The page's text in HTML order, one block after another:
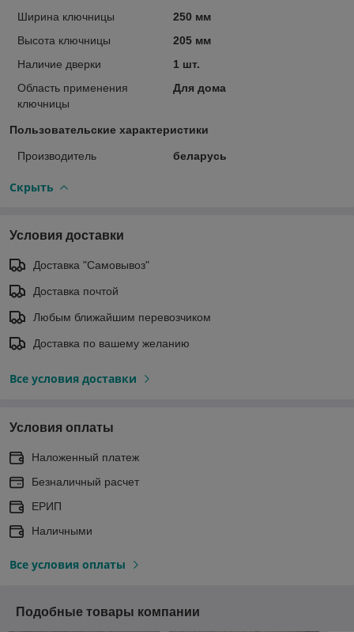
Ширина ключницы
250 мм
Высота ключницы
205 мм
Наличие дверки
1 шт.
Область применения
ключницы
Для дома
Пользовательские характеристики
Производитель беларусь
Скрыть
Условия доставки
Доставка "Самовывоз"
Доставка почтой
Любым ближайшим перевозчиком
Доставка по вашему желанию
Все условия доставки
Условия оплаты
Наложенный платеж
Безналичный расчет
ЕРИП
Наличными
Все условия оплаты
Подобные товары компании